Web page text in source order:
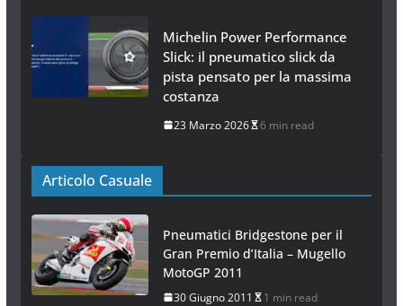
Michelin Power Performance
Slick: il pneumatico slick da
pista pensato per la massima
costanza
23 Marzo 2026 6 min read
Articolo Casuale
Pneumatici Bridgestone per il
Gran Premio d’Italia – Mugello
MotoGP 2011
30 Giugno 2011 1 min read